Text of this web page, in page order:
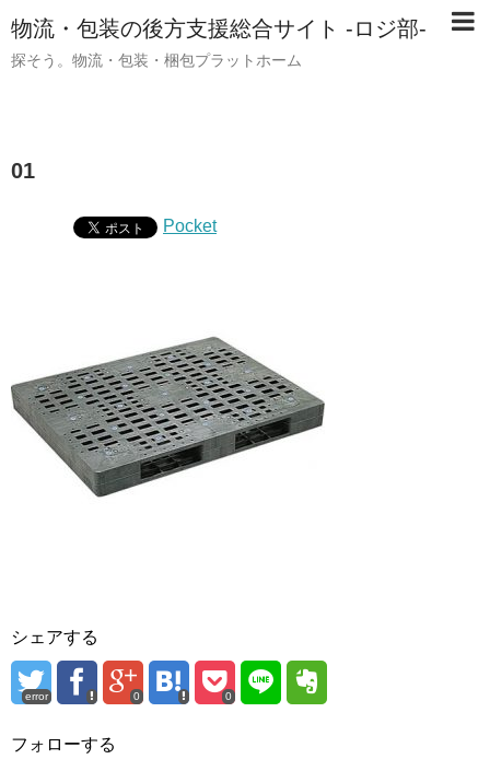
物流・包装の後方支援総合サイト -ロジ部-
探そう。物流・包装・梱包プラットホーム
01
Pocket
シェアする
error 0 0
フォローする